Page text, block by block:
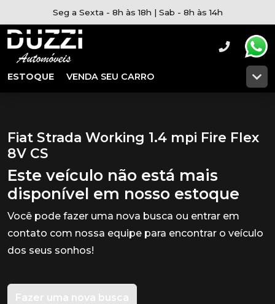
Seg a Sexta - 8h às 18h | Sab - 8h às 14h
ESTOQUE VENDA SEU CARRO
Fiat Strada Working 1.4 mpi Fire Flex
8V CS
Este veículo não está mais
disponível em nosso estoque
Você pode fazer uma nova busca ou entrar em
contato com nossa equipe para encontrar o veículo
dos seus sonhos!
Fazer uma nova busca